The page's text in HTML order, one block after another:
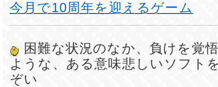
今月で10周年を迎えるゲーム
困難な状況のなか、負けを覚
ような、ある意味悲しいソフト
ぞい